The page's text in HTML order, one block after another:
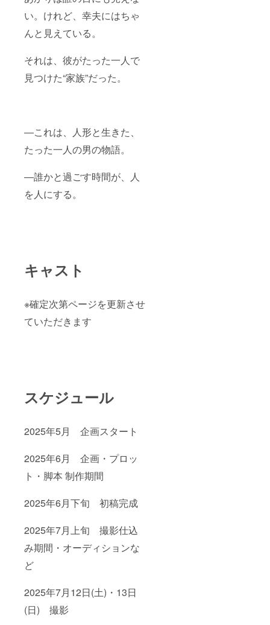
い。けれど、幸夫にはちゃ
んと見えている。
それは、彼がたった一人で
見つけた“家族”だった。
―これは、人形と生きた、
たった一人の男の物語。
―誰かと過ごす時間が、人
を人にする。
キャスト
※確定次第ページを更新させ
ていただきます
スケジュール
2025年5月 企画スタート
2025年6月 企画・プロッ
ト・脚本 制作期間
2025年6月下旬 初稿完成
2025年7月上旬 撮影仕込
み期間・オーディションな
ど
2025年7月12日(土)・13日
(日) 撮影